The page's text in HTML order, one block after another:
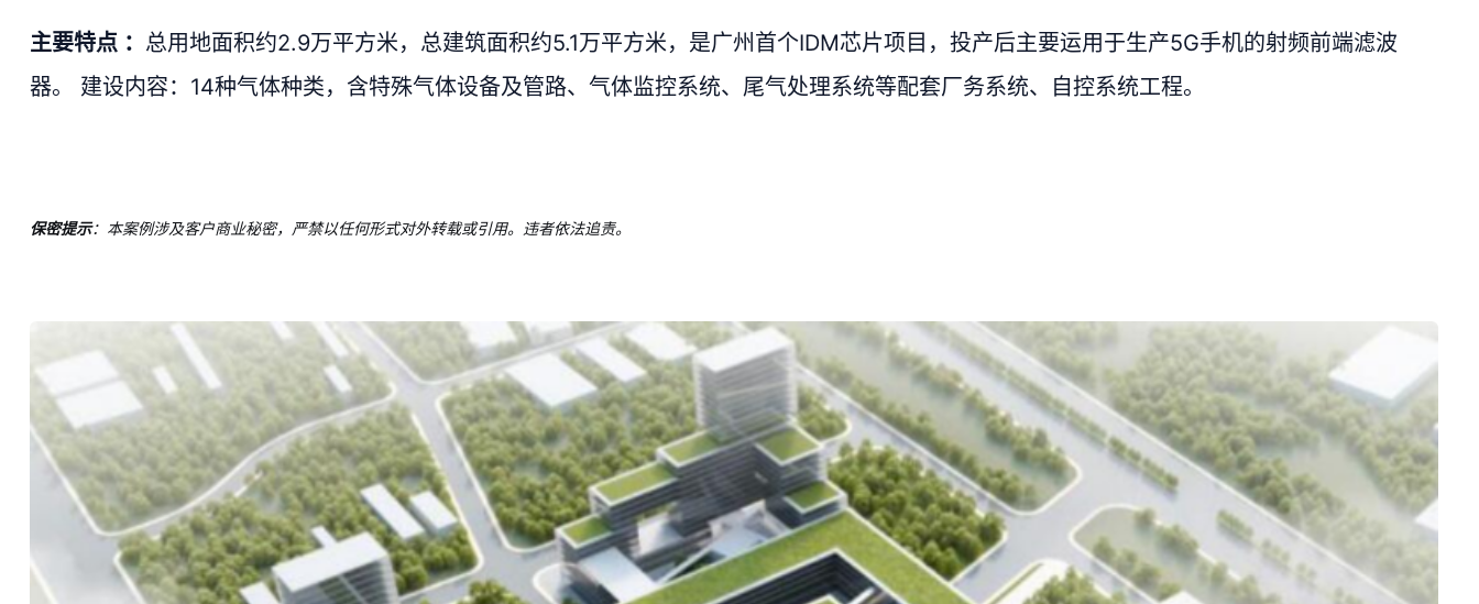
主要特点 ： 总用地面积约2.9万平方米，总建筑面积约5.1万平方米，是广州首个IDM芯片项目，投产后主要运用于生产5G手机的射频前端滤波
器。 建设内容：14种气体种类，含特殊气体设备及管路、气体监控系统、尾气处理系统等配套厂务系统、自控系统工程。
保密提示：本案例涉及客户商业秘密，严禁以任何形式对外转载或引用。违者依法追责。